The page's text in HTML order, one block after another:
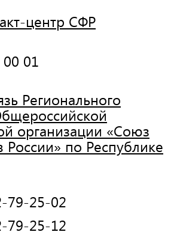
центр СФР
01
Регионального
организации «Союз
России» по Республике
79-25-02
79-25-12